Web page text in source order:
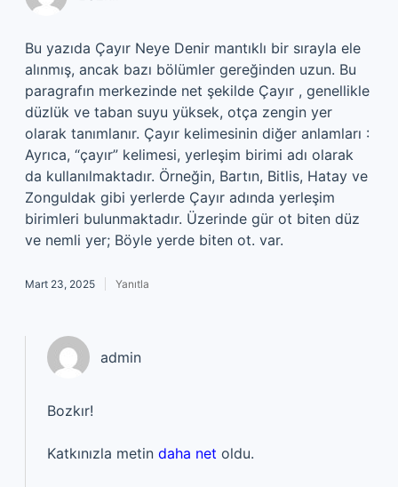
Bu yazıda Çayır Neye Denir mantıklı bir sırayla ele
alınmış, ancak bazı bölümler gereğinden uzun. Bu
paragrafın merkezinde net şekilde Çayır , genellikle
düzlük ve taban suyu yüksek, otça zengin yer
olarak tanımlanır. Çayır kelimesinin diğer anlamları :
Ayrıca, “çayır” kelimesi, yerleşim birimi adı olarak
da kullanılmaktadır. Örneğin, Bartın, Bitlis, Hatay ve
Zonguldak gibi yerlerde Çayır adında yerleşim
birimleri bulunmaktadır. Üzerinde gür ot biten düz
ve nemli yer; Böyle yerde biten ot. var.
Mart 23, 2025 Yanıtla
admin
Bozkır!
Katkınızla metin daha net oldu.